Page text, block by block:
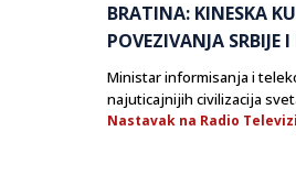
BRATINA: KINESKA
POVEZIVANJA SRBIJE
Ministar informisanja i
najuticajnijih civilizacija
Nastavak na Radio